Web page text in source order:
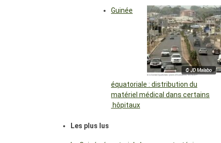
© JD Malabo
Guinée
équatoriale : distribution du
matériel médical dans certains
hôpitaux
Les plus lus